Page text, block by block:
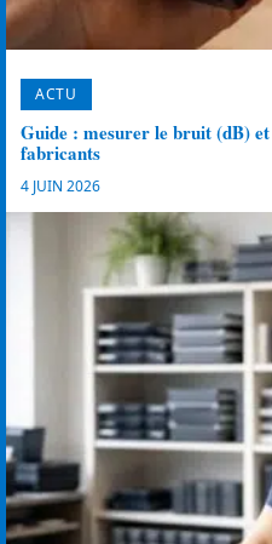
ACTU
Guide : mesurer le bruit (dB)
fabricants
4 JUIN 2026